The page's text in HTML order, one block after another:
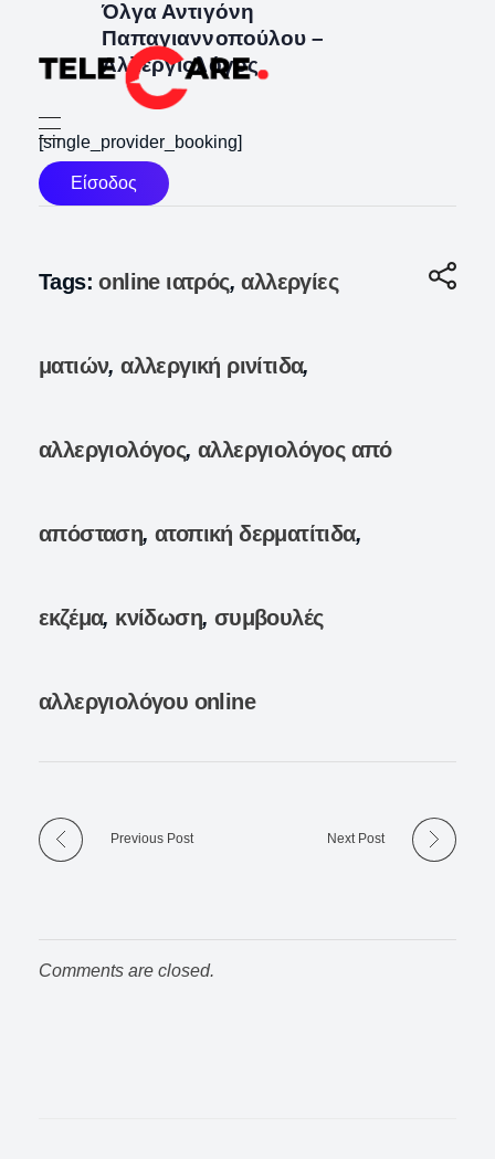
TELECARE
TELECARE | Ιατροί, νοσηλευτές & πραγματικές εξετάσεις σε λίγα λεπτά
Είσοδος
Όλγα Αντιγόνη
Παπαγιαννοπούλου –
Αλλεργιολόγος
[single_provider_booking]
Tags:online ιατρός,αλλεργίες
ματιών,αλλεργική ρινίτιδα,
αλλεργιολόγος,αλλεργιολόγος από
απόσταση,ατοπική δερματίτιδα,
εκζέμα, κνίδωση, συμβουλές
αλλεργιολόγου online
Previous Post Next Post
Comments are closed.